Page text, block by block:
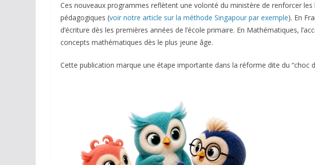
Ces nouveaux programmes reflètent une volonté du ministère de renforcer
pédagogiques (voir notre article sur la méthode Singapour par exemple). En
d’écriture dès les premières années de l’école primaire. En Mathématiques,
concepts mathématiques dès le plus jeune âge.
Cette publication marque une étape importante dans la réforme dite du “choc